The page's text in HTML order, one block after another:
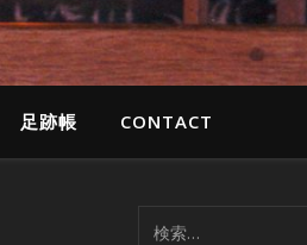
足跡帳 CONTACT